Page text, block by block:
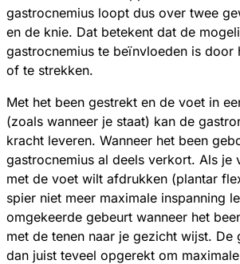
gastrocnemius loopt dus over twee
en de knie. Dat betekent dat de
gastrocnemius te beïnvloeden is door
of te strekken.
Met het been gestrekt en de voet in
(zoals wanneer je staat) kan de
kracht leveren. Wanneer het been
gastrocnemius al deels verkort. Als je
met de voet wilt afdrukken (plantar
spier niet meer maximale inspanning
omgekeerde gebeurt wanneer het
met de tenen naar je gezicht wijst. De
dan juist teveel opgerekt om